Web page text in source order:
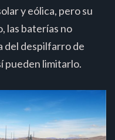
y eólica, pero su
las baterías no
del despilfarro de
pueden limitarlo.